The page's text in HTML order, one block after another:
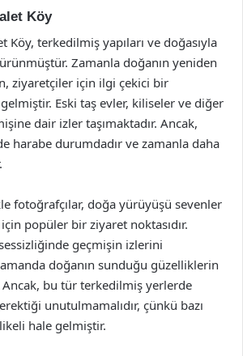
Köy
Köy, terkedilmiş yapıları ve doğasıyla
Zamanla doğanın yeniden
ziyaretçiler için ilgi çekici bir
Eski taş evler, kiliseler ve diğer
dair izler taşımaktadır. Ancak,
harabe durumdadır ve zamanla daha
fotoğrafçılar, doğa yürüyüşü sevenler
popüler bir ziyaret noktasıdır.
geçmişin izlerini
doğanın sunduğu güzelliklerin
Ancak, bu tür terkedilmiş yerlerde
unutulmamalıdır, çünkü bazı
hale gelmiştir.